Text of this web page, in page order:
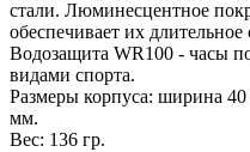
стали. Люминесцентное
обеспечивает их длительное
Водозащита WR100 - часы
видами спорта.
Размеры корпуса: ширина
мм.
Вес: 136 гр.